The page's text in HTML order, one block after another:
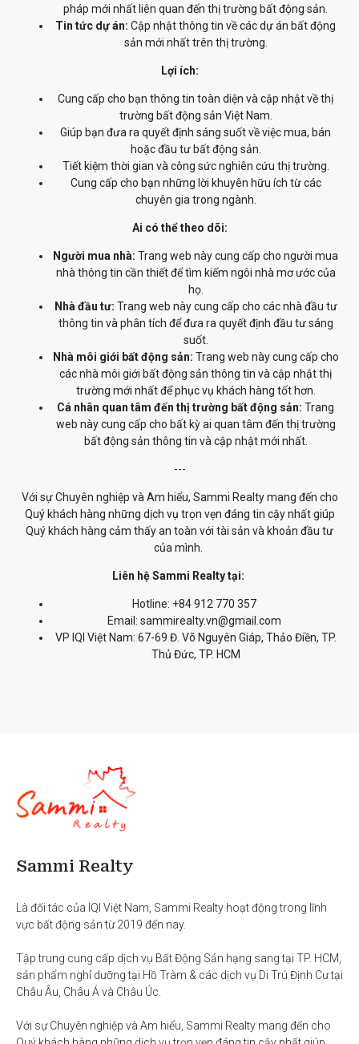
pháp mới nhất liên quan đến thị trường bất động sản.
Tin tức dự án: Cập nhật thông tin về các dự án bất động
sản mới nhất trên thị trường.
Lợi ích:
Cung cấp cho bạn thông tin toàn diện và cập nhật về thị
trường bất động sản Việt Nam.
Giúp bạn đưa ra quyết định sáng suốt về việc mua, bán
hoặc đầu tư bất động sản.
Tiết kiệm thời gian và công sức nghiên cứu thị trường.
Cung cấp cho bạn những lời khuyên hữu ích từ các
chuyên gia trong ngành.
Ai có thể theo dõi:
Người mua nhà: Trang web này cung cấp cho người mua
nhà thông tin cần thiết để tìm kiếm ngôi nhà mơ ước của
họ.
Nhà đầu tư: Trang web này cung cấp cho các nhà đầu tư
thông tin và phân tích để đưa ra quyết định đầu tư sáng
suốt.
Nhà môi giới bất động sản: Trang web này cung cấp cho
các nhà môi giới bất động sản thông tin và cập nhật thị
trường mới nhất để phục vụ khách hàng tốt hơn.
Cá nhân quan tâm đến thị trường bất động sản: Trang
web này cung cấp cho bất kỳ ai quan tâm đến thị trường
bất động sản thông tin và cập nhật mới nhất.
---
Với sự Chuyên nghiệp và Am hiểu, Sammi Realty mang đến cho
Quý khách hàng những dịch vụ trọn vẹn đáng tin cậy nhất giúp
Quý khách hàng cảm thấy an toàn với tài sản và khoản đầu tư
của mình.
Liên hệ Sammi Realty tại:
Hotline: +84 912 770 357
Email: sammirealty.vn@gmail.com
VP IQI Việt Nam: 67-69 Đ. Võ Nguyên Giáp, Thảo Điền, TP.
Thủ Đức, TP. HCM
Sammi Realty
Là đối tác của IQI Việt Nam, Sammi Realty hoạt động trong lĩnh
vực bất động sản từ 2019 đến nay.
Tập trung cung cấp dịch vụ Bất Động Sản hạng sang tại TP. HCM,
sản phẩm nghỉ dưỡng tại Hồ Tràm & các dịch vụ Di Trú Định Cư tại
Châu Âu, Châu Á và Châu Úc.
Với sự Chuyên nghiệp và Am hiểu, Sammi Realty mang đến cho